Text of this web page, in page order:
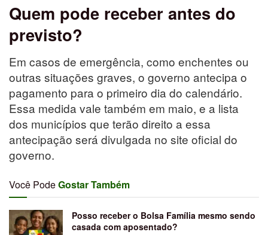
Quem pode receber antes do
previsto?
Em casos de emergência, como enchentes ou
outras situações graves, o governo antecipa o
pagamento para o primeiro dia do calendário.
Essa medida vale também em maio, e a lista
dos municípios que terão direito a essa
antecipação será divulgada no site oficial do
governo.
Você PodeGostar Também
Posso receber o Bolsa Família mesmo sendo
casada com aposentado?